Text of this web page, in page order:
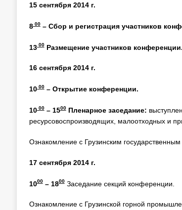
15 сентября 2014 г.
8 00 – Сбор и регистрация участников
13 00Размещение участников конференции.
16 сентября 2014 г.
1000 – Открытие конференции.
10 00 – 1500Пленарное заседание:
ресурсовоспроизводящих, малоотходных и
Ознакомление с Грузинским
17 сентября 2014 г.
1000– 1800 Заседание секций конференции.
Ознакомление с Грузинской горной